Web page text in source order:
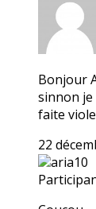
Bonjour
sinnon je
faite
22
aria10